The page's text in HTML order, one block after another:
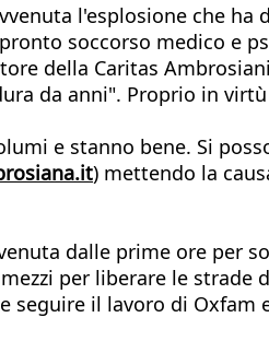
l'esplosione che ha
soccorso medico e
della Caritas
da anni". Proprio in
e stanno bene. Si
) mettendo la
dalle prime ore per
per liberare le strade
seguire il lavoro di Oxfam